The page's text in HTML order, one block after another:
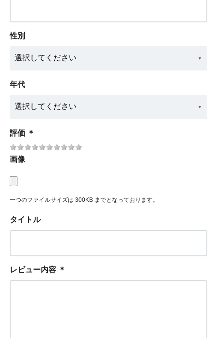
性別
年代
評価 ＊
画像
一つのファイルサイズは 300KB までとなっております。
タイトル
レビュー内容 ＊